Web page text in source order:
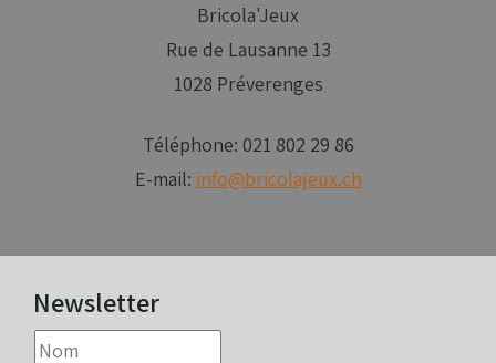
Bricola'Jeux
Rue de Lausanne 13
1028 Préverenges
Téléphone: 021 802 29 86
E-mail: info@bricolajeux.ch
Newsletter